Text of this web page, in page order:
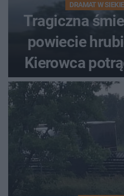
DRAMAT W
Tragiczna
powiecie
Kierowca